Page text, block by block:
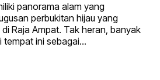
panorama alam yang
perbukitan hijau yang
Raja Ampat. Tak heran, banyak
tempat ini sebagai…